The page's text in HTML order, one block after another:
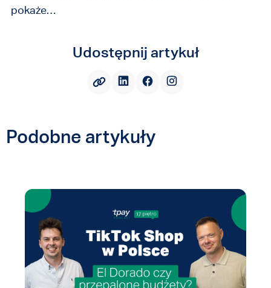
pokaże…
Udostępnij artykuł
Podobne artykuły